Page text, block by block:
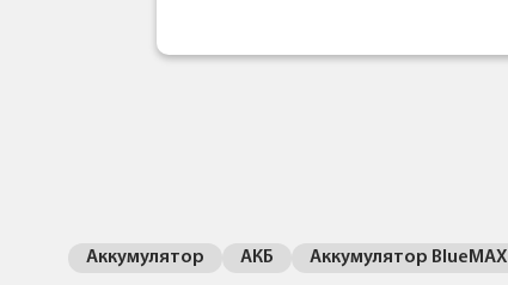
Аккумулятор АКБ Аккумулятор BlueMAX